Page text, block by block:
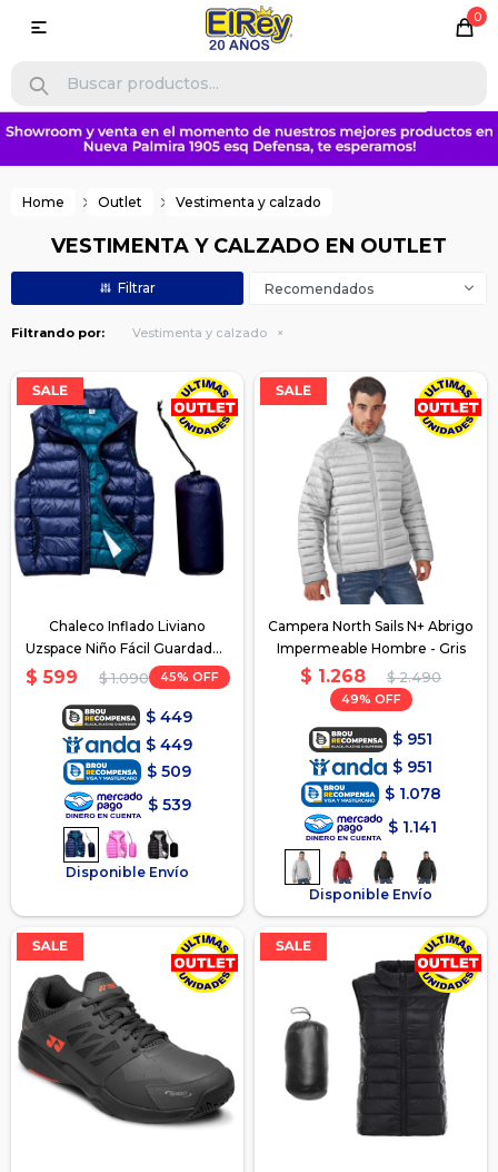
0

Home Outlet Vestimenta y calzado
VESTIMENTA Y CALZADO EN OUTLET
Recomendados
Filtrando por: Vestimenta y calzado
Chaleco Inflado Liviano
Uzspace Niño Fácil Guardado -
Azul
$ 599 $ 1.090 45
$ 449
$ 449
$ 509
$ 539
Disponible Envío
Campera North Sails N+ Abrigo
Impermeable Hombre - Gris
$ 1.268 $ 2.490
49
$ 951
$ 951
$ 1.078
$ 1.141
Disponible Envío